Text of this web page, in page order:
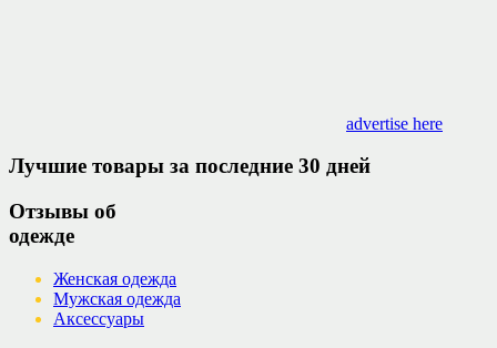
advertise here
Лучшие товары за последние 30 дней
Отзывы об
одежде
Женская одежда
Мужская одежда
Аксессуары